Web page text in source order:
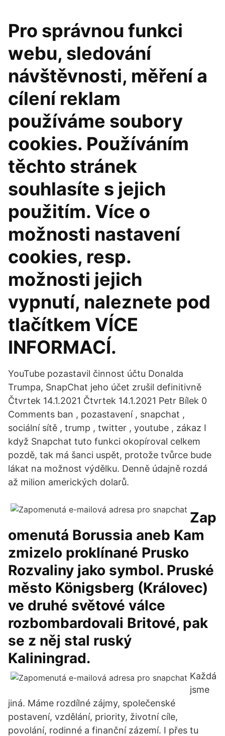
Pro správnou funkci
webu, sledování
návštěvnosti, měření a
cílení reklam
používáme soubory
cookies. Používáním
těchto stránek
souhlasíte s jejich
použitím. Více o
možnosti nastavení
cookies, resp.
možnosti jejich
vypnutí, naleznete pod
tlačítkem VÍCE
INFORMACÍ.
YouTube pozastavil činnost účtu Donalda
Trumpa, SnapChat jeho účet zrušil definitivně
Čtvrtek 14.1.2021 Čtvrtek 14.1.2021 Petr Bílek 0
Comments ban , pozastavení , snapchat ,
sociální sítě , trump , twitter , youtube , zákaz I
když Snapchat tuto funkci okopíroval celkem
pozdě, tak má šanci uspět, protože tvůrce bude
lákat na možnost výdělku. Denně údajně rozdá
až milion amerických dolarů.
Zap
omenutá Borussia aneb Kam
zmizelo proklínané Prusko
Rozvaliny jako symbol. Pruské
město Königsberg (Královec)
ve druhé světové válce
rozbombardovali Britové, pak
se z něj stal ruský
Kaliningrad.
Každá
jsme
jiná. Máme rozdílné zájmy, společenské
postavení, vzdělání, priority, životní cíle,
povolání, rodinné a finanční zázemí. I přes tu